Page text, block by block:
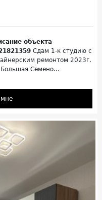
объекта
Сдам 1-к студию с
ремонтом 2023г.
Семено...
мне